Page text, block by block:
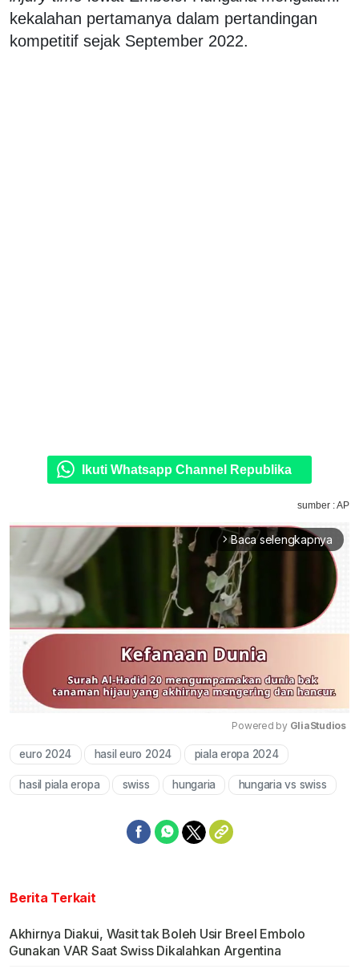
kekalahan pertamanya dalam pertandingan
kompetitif sejak September 2022.
Ikuti Whatsapp Channel Republika
sumber : AP
arrow_forward_ios Baca selengkapnya
Powered by GliaStudios
euro 2024 hasil euro 2024 piala eropa 2024
hasil piala eropa swiss hungaria hungaria vs swiss
Berita Terkait
Akhirnya Diakui, Wasit tak Boleh Usir Breel Embolo
Gunakan VAR Saat Swiss Dikalahkan Argentina